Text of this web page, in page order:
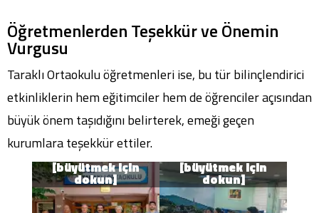
Öğretmenlerden Teşekkür ve Önemin
Vurgusu
Taraklı Ortaokulu öğretmenleri ise, bu tür bilinçlendirici
etkinliklerin hem eğitimciler hem de öğrenciler açısından
büyük önem taşıdığını belirterek, emeği geçen
kurumlara teşekkür ettiler.